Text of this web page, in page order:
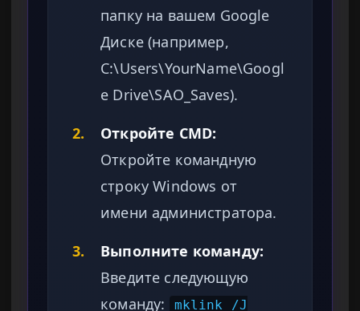
папку на вашем Google
Диске (например,
C:\Users\YourName\Googl
e Drive\SAO_Saves).
2.
Откройте CMD:
Откройте командную
строку Windows от
имени администратора.
3.
Выполните команду:
Введите следующую
команду:
mklink /J